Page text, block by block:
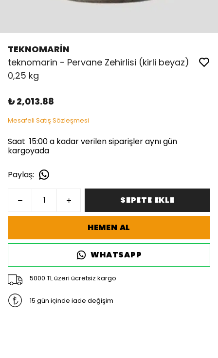
TEKNOMARİN
teknomarin - Pervane Zehirlisi (kirli beyaz)
0,25 kg
₺ 2,013.88
Mesafeli Satış Sözleşmesi
Saat 15:00 a kadar verilen siparişler aynı gün
kargoyada
Paylaş:
SEPETE EKLE
HEMEN AL
WHATSAPP
5000 TL üzeri ücretsiz kargo
15 gün içinde iade değişim